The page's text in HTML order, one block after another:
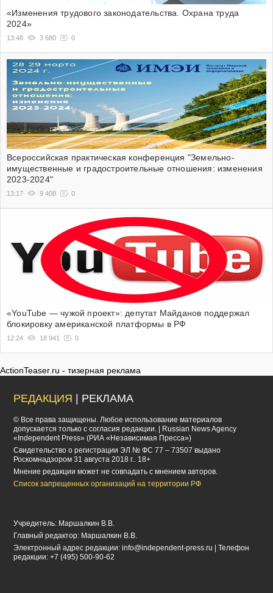
«Изменения трудового законодательства. Охрана труда
2024»
13:48 3 680 0
Всероссийская практическая конференция "Земельно-
имущественные и градостроительные отношения: изменения
2023-2024"
13:17 9 408 0
«YouTube — чужой проект»: депутат Майданов поддержал
блокировку американской платформы в РФ
12:24 18 941 0
ActionTeaser.ru - тизерная реклама
РЕДАКЦИЯ | РЕКЛАМА
© Все права защищены. Любое использование материалов
допускается только с согласия редакции. | Russian News Agency
«Independent Press» (РИА «Независимая Пресса»)
Cвидетельство о регистрации ЭЛ № ФС 77 – 73507 выдано
Роскомнадзором 31 августа 2018 г.. 18+
Мнение редакции может не совпадать с мнением авторов.
Список запрещенных организаций на территории РФ
Учредитель: Маршалкин В.В.
Главный редактор: Маршалкин В.В.
Электронный адрес редакции:info@independent-press.ru
| Телефон
редакции: +7 (495) 500-90-62